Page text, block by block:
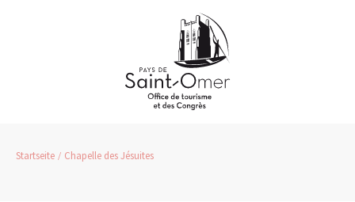
Startseite Chapelle des Jésuites